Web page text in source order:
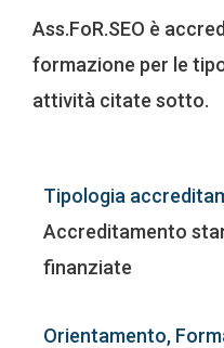
Ass.FoR.SEO è
formazione per le
attività citate sotto.
Tipologia
Accreditamento
finanziate
Orientamento,